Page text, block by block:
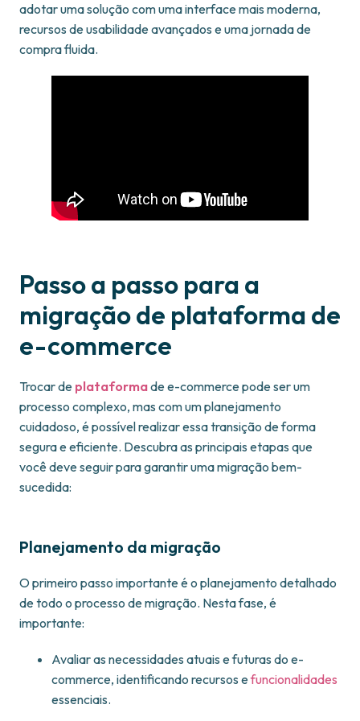
adotar uma solução com uma interface mais moderna,
recursos de usabilidade avançados e uma jornada de
compra fluida.
Passo a passo para a
migração de plataforma de
e-commerce
Trocar de plataformade e-commerce pode ser um
processo complexo, mas com um planejamento
cuidadoso, é possível realizar essa transição de forma
segura e eficiente. Descubra as principais etapas que
você deve seguir para garantir uma migração bem-
sucedida:
Planejamento da migração
O primeiro passo importante é o planejamento detalhado
de todo o processo de migração. Nesta fase, é
importante:
Avaliar as necessidades atuais e futuras do e-
commerce, identificando recursos efuncionalidades
essenciais.